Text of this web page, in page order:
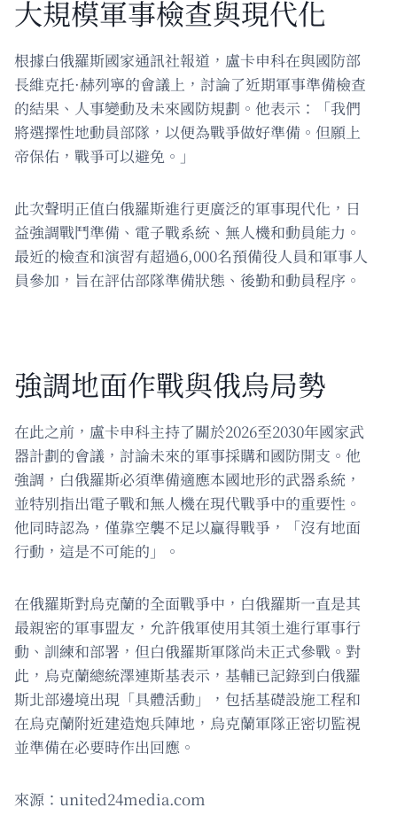
大規模軍事檢查與現代化
根據白俄羅斯國家通訊社報道，盧卡申科在與國防部
長維克托·赫列寧的會議上，討論了近期軍事準備檢查
的結果、人事變動及未來國防規劃。他表示：「我們
將選擇性地動員部隊，以便為戰爭做好準備。但願上
帝保佑，戰爭可以避免。」
此次聲明正值白俄羅斯進行更廣泛的軍事現代化，日
益強調戰鬥準備、電子戰系統、無人機和動員能力。
最近的檢查和演習有超過6,000名預備役人員和軍事人
員參加，旨在評估部隊準備狀態、後勤和動員程序。
強調地面作戰與俄烏局勢
在此之前，盧卡申科主持了關於2026至2030年國家武
器計劃的會議，討論未來的軍事採購和國防開支。他
強調，白俄羅斯必須準備適應本國地形的武器系統，
並特別指出電子戰和無人機在現代戰爭中的重要性。
他同時認為，僅靠空襲不足以贏得戰爭，「沒有地面
行動，這是不可能的」。
在俄羅斯對烏克蘭的全面戰爭中，白俄羅斯一直是其
最親密的軍事盟友，允許俄軍使用其領土進行軍事行
動、訓練和部署，但白俄羅斯軍隊尚未正式參戰。對
此，烏克蘭總統澤連斯基表示，基輔已記錄到白俄羅
斯北部邊境出現「具體活動」，包括基礎設施工程和
在烏克蘭附近建造炮兵陣地，烏克蘭軍隊正密切監視
並準備在必要時作出回應。
來源：united24media.com